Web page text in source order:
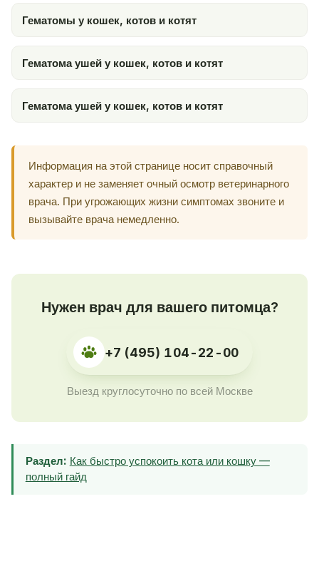
Гематомы у кошек, котов и котят
Гематома ушей у кошек, котов и котят
Гематома ушей у кошек, котов и котят
Информация на этой странице носит справочный
характер и не заменяет очный осмотр ветеринарного
врача. При угрожающих жизни симптомах звоните и
вызывайте врача немедленно.
Нужен врач для вашего питомца?
+7 (495) 104-22-00
Выезд круглосуточно по всей Москве
Раздел: Как быстро успокоить кота или кошку —
полный гайд